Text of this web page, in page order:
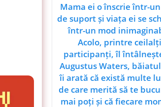
Mama ei o înscrie într-
de suport și viața ei se
într-un mod
Acolo, printre ceilalți
participanți, îl
Augustus Waters,
îi arată că există multe
de care merită să te
mai poți și că fiecare